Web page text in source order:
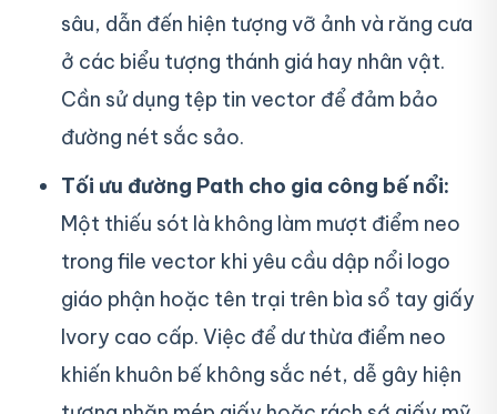
sâu, dẫn đến hiện tượng vỡ ảnh và răng cưa
ở các biểu tượng thánh giá hay nhân vật.
Cần sử dụng tệp tin vector để đảm bảo
đường nét sắc sảo.
Tối ưu đường Path cho gia công bế nổi:
Một thiếu sót là không làm mượt điểm neo
trong file vector khi yêu cầu dập nổi logo
giáo phận hoặc tên trại trên bìa sổ tay giấy
Ivory cao cấp. Việc để dư thừa điểm neo
khiến khuôn bế không sắc nét, dễ gây hiện